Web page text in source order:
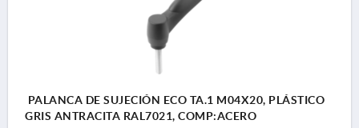
PALANCA DE SUJECIÓN ECO TA.1 M04X20, PLÁSTICO
GRIS ANTRACITA RAL7021, COMP:ACERO